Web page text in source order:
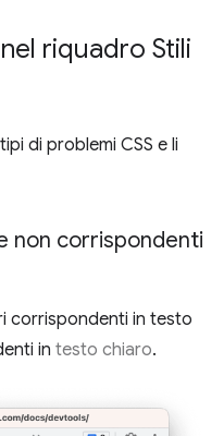
riquadro Stili
di problemi CSS e li
non corrispondenti
corrispondenti in testo
in testo chiaro.